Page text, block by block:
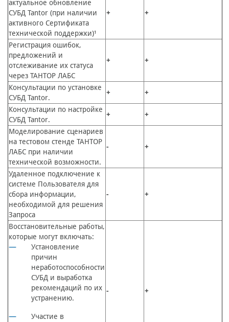
актуальное обновление
СУБД Tantor (при наличии
активного Сертификата
технической поддержки)¹
+ +
Регистрация ошибок,
предложений и
отслеживание их статуса
через ТАНТОР ЛАБС
+ +
Консультации по установке
СУБД Tantor.
+ +
Консультации по настройке
СУБД Tantor.
+ +
Моделирование сценариев
на тестовом стенде ТАНТОР
ЛАБС при наличии
технической возможности.
- +
Удаленное подключение к
системе Пользователя для
сбора информации,
необходимой для решения
Запроса
- +
Восстановительные работы,
которые могут включать:
Установление
причин
неработоспособности
СУБД и выработка
рекомендаций по их
устранению.
Участие в
- +